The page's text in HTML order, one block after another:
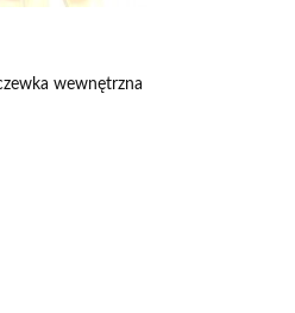
wewnętrzna